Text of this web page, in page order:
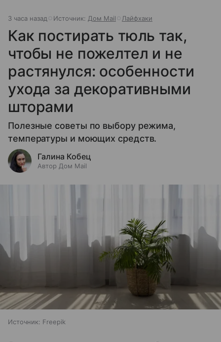
3 часа назад Источник: Дом Mail Лайфхаки
Как постирать тюль так,
чтобы не пожелтел и не
растянулся: особенности
ухода за декоративными
шторами
Полезные советы по выбору режима,
температуры и моющих средств.
Галина Кобец
Автор Дом Mail
Источник: Freepik